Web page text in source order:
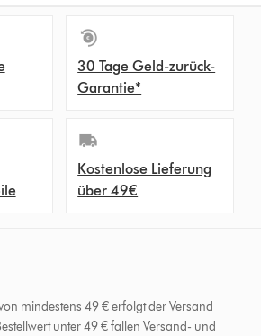
30 Tage Geld-zurück-
Garantie*
Kostenlose Lieferung
über 49€
mindestens 49 € erfolgt der Versand
unter 49 € fallen Versand- und